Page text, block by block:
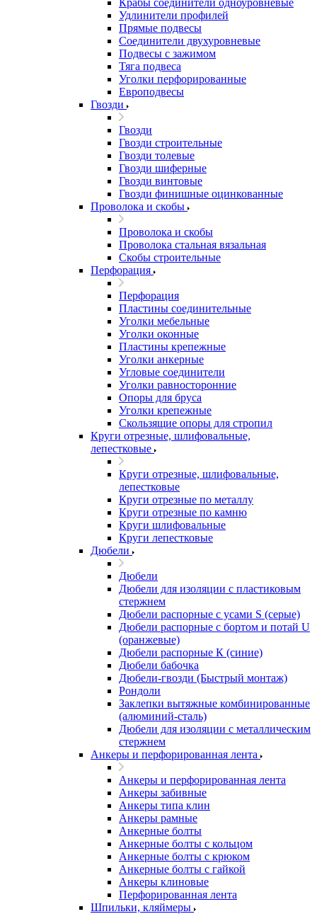
Крабы соединители одноуровневые
Удлинители профилей
Прямые подвесы
Соединители двухуровневые
Подвесы с зажимом
Тяга подвеса
Уголки перфорированные
Европодвесы
Гвозди
Гвозди
Гвозди строительные
Гвозди толевые
Гвозди шиферные
Гвозди винтовые
Гвозди финишные оцинкованные
Проволока и скобы
Проволока и скобы
Проволока стальная вязальная
Скобы строительные
Перфорация
Перфорация
Пластины соединительные
Уголки мебельные
Уголки оконные
Пластины крепежные
Уголки анкерные
Угловые соединители
Уголки равносторонние
Опоры для бруса
Уголки крепежные
Скользящие опоры для стропил
Круги отрезные, шлифовальные,
лепестковые
Круги отрезные, шлифовальные,
лепестковые
Круги отрезные по металлу
Круги отрезные по камню
Круги шлифовальные
Круги лепестковые
Дюбели
Дюбели
Дюбели для изоляции с пластиковым
стержнем
Дюбели распорные с усами S (серые)
Дюбели распорные c бортом и потай U
(оранжевые)
Дюбели распорные К (синие)
Дюбели бабочка
Дюбели-гвозди (Быстрый монтаж)
Рондоли
Заклепки вытяжные комбинированные
(алюминий-сталь)
Дюбели для изоляции с металлическим
стержнем
Анкеры и перфорированная лента
Анкеры и перфорированная лента
Анкеры забивные
Анкеры типа клин
Анкеры рамные
Анкерные болты
Анкерные болты с кольцом
Анкерные болты с крюком
Анкерные болты с гайкой
Анкеры клиновые
Перфорированная лента
Шпильки, кляймеры